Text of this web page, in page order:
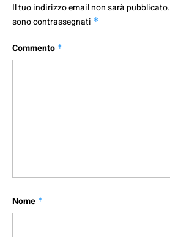
Il tuo indirizzo email non sarà pubblicato.
sono contrassegnati *
Commento *
Nome *